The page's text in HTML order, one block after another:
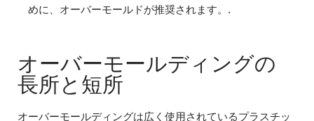
めに、オーバーモールドが推奨されます。.
オーバーモールディングの
長所と短所
オーバーモールディングは広く使用されているプラスチッ